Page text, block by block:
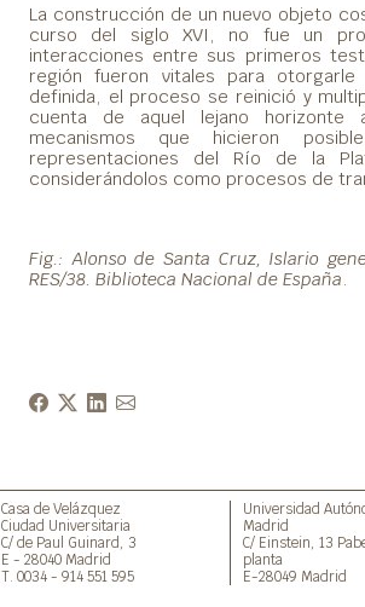
La construcción de un nuevo objeto
curso del siglo XVI, no fue un
interacciones entre sus primeros
región fueron vitales para
definida, el proceso se reinició y
cuenta de aquel lejano horizonte
mecanismos que hicieron
representaciones del Río de la
considerándolos como procesos de
Fig.: Alonso de Santa Cruz, Islario
RES/38. Biblioteca Nacional de España
Casa de Velázquez
Ciudad Universitaria
C/ de Paul Guinard, 3
E - 28040 Madrid
T. 0034 - 914 551 595
Universidad
Madrid
C/ Einstein, 13
planta
E-28049 Madrid